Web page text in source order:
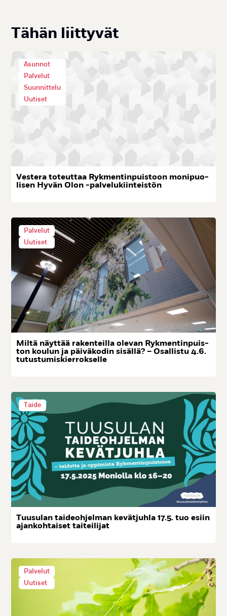
Tä­hän liit­ty­vät
Asunnot
Palvelut
Suunnittelu
Uutiset
Ves­te­ra to­teut­taa Ryk­men­tin­puis­toon mo­ni­puo­
li­sen Hy­vän Olon -pal­ve­lu­kiin­teis­tön
Palvelut
Uutiset
Mil­tä näyt­tää ra­ken­teil­la ole­van Ryk­men­tin­puis­
ton kou­lun ja päi­vä­ko­din si­säl­lä? – Osal­lis­tu 4.6.
tu­tus­tu­mis­kier­rok­sel­le
Taide
Tuu­su­lan tai­deoh­jel­man ke­vät­juh­la 17.5. tuo esiin
ajan­koh­tai­set tai­tei­li­jat
Palvelut
Uutiset